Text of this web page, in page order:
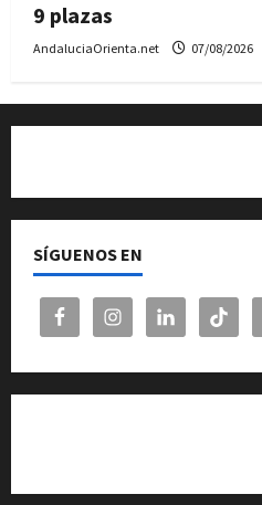
9 plazas
AndaluciaOrienta.net 07/08/2026
SÍGUENOS EN